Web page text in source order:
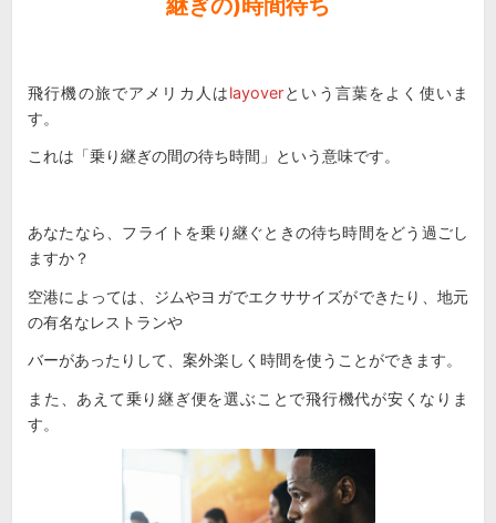
継ぎの)時間待ち
飛行機の旅でアメリカ人はlayoverという言葉をよく使いま
す。
これは「乗り継ぎの間の待ち時間」という意味です。
あなたなら、フライトを乗り継ぐときの待ち時間をどう過ごし
ますか？
空港によっては、ジムやヨガでエクササイズができたり、地元
の有名なレストランや
バーがあったりして、案外楽しく時間を使うことができます。
また、あえて乗り継ぎ便を選ぶことで飛行機代が安くなりま
す。